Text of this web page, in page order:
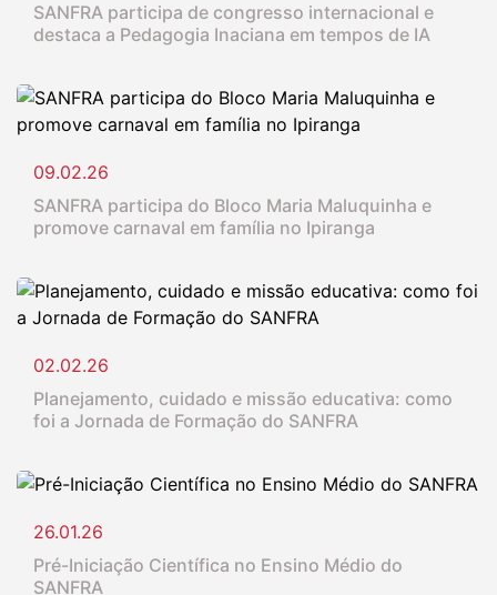
SANFRA participa de congresso internacional e
destaca a Pedagogia Inaciana em tempos de IA
09.02.26
SANFRA participa do Bloco Maria Maluquinha e
promove carnaval em família no Ipiranga
02.02.26
Planejamento, cuidado e missão educativa: como
foi a Jornada de Formação do SANFRA
26.01.26
Pré-Iniciação Científica no Ensino Médio do
SANFRA